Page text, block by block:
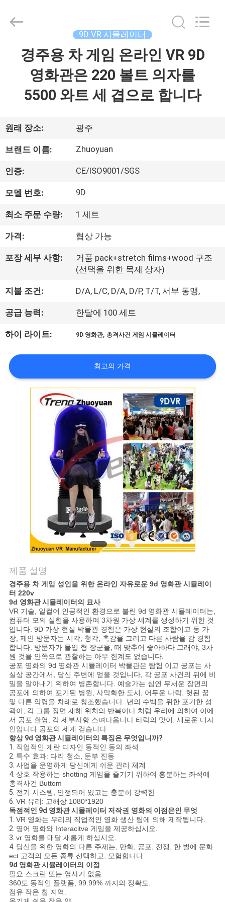
VR
회
사
소
개
공
장
견
학
소
식
케
이
스
사
이
트
맵
PRIVACY
POLICY
9D VR 시뮬레이터
경주용 차 게임 온라인 VR 9D
영화관은 220 볼트 의자를
5500 와트 세 겹으로 합니다
원래 장소: 광주
브랜드 이름: Zhuoyuan
인증: CE/ISO9001/SGS
모델 번호: 9D
최소 주문 수량: 1 세트
가격: 협상 가능
포장 세부 사항:
거품 pack+stretch films+wood 구조
(선택을 위한 목제 상자)
지불 조건: D/A, L/C, D/A, D/P, T/T, 서부 동맹,
공급 능력: 한달에 100 세트
하이 라이트: 9D 영화관, 총격사건 게임 시뮬레이터
최고의 가격
제품 설명
경주용 차 게임 성인을 위한 온라인 자유로운 9d 영화관 시뮬레이
터 220v
9d 영화관시뮬레이터 의 묘사
VR 기술, 일컬어 인공적인 환경으로 불린 9d 영화관 시뮬레이터는,
컴퓨터 모의 실험을 사용하여 3차원 가상 세계를 생성하기 위한 것
입니다. 9D 가상 현실 박물관 경험은 가상 현실의 조합이고 동 가
장, 제안 방문자는 시각, 청각, 촉감을 그리고 다른 사람을 감 경험
합니다. 방문자가 몰입 형 장군을, 때 맞추어 좋아하다 그래야, 3차
원 것을 안쪽으로 관찰하는 아무 한계도 없습니다.
공포 영화의 9d 영화관 시뮬레이터 박물관은 탐험 이고 공포는 사
실상 공간에서, 당신 주변에 얻을 것입니다, 각 공포 사건의 뒤에 비
밀을 알아내기 위하여 병존합니다. 예술가는 심연 무서운 장면의
공포에 의하여 포기된 병원, 사막화한 도시, 어두운 나락, 헛된 꿈
및 다른 악령을 차례로 창조했습니다. 년의 수백을 위한 포기한 성
곽이, 각 그룹 장면 재해 위치의 반복이다 처럼 우리에 의하여 이에
서 공포 환영, 각 세부사항 스며나옵니다 타락의 맛이, 새로운 디자
인입니다 공포의 세계 걷습니다
향상9d 영화관 시뮬레이터 의 특징은 무엇입니까?
1. 직업적인 계란 디자인 동적인 동의 좌석
2. 특수 효과: 다리 청소, 둔부 진동
3. 사업을 운영하게 당신에게 쉬운 관리 체계
4. 상호 작용하는 shotting 게임을 즐기기 위하여 흥분하는 좌석에
총격사건 Buttom
5. 전기 시스템, 안정되어 있고는 충분히 강력한
6. VR 유리: 고해상 1080*1920
독점적인 9d 영화관 시뮬레이터 저작권 영화의 이점은인 무엇
1. VR 영화는 우리의 직업적인 영화 생산 팀에 의해 제작됩니다.
2. 영어 영화와 Interacitve 게임을 제공하십시오.
3. vr 영화를 매달 새롭게 하십시오.
4. 당신을 위한 영화의 다른 주제는, 만화, 공포, 전쟁, 한 벌에 문화
ect 고객의 모든 종류 선택하고, 모험합니다.
9d 영화관 시뮬레이터 의 이점
필요 스크린 또는 영사기 없음.
360도 동적인 플랫폼, 99.99% 까지의 정확도.
점유 작은 칩 지역.